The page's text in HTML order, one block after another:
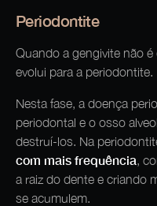
Periodontite
Quando a gengivite não
evolui para a periodontite.
Nesta fase, a doença
periodontal e o osso
destruí-los. Na
com mais frequência,
a raiz do dente e criando
se acumulem.